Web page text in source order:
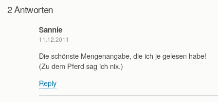
2 Antworten
Sanníe
11.12.2011
Die schönste Mengenangabe, die ich je gelesen habe!
(Zu dem Pferd sag ich nix.)
Reply